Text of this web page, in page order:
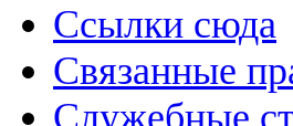
Ссылки сюда
Связанные
Служебные